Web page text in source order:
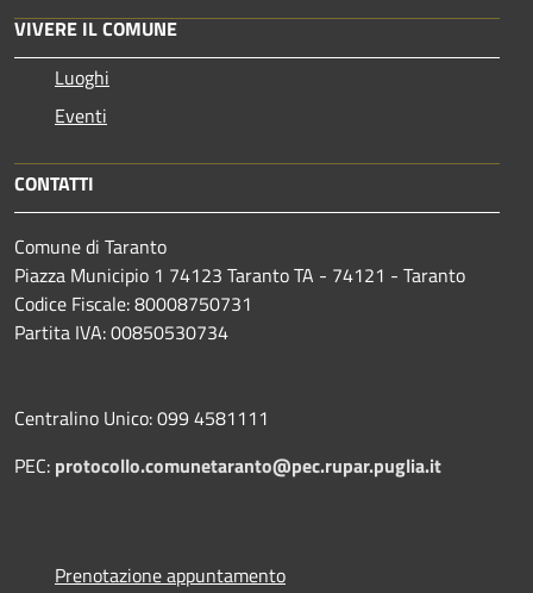
VIVERE IL COMUNE
Luoghi
Eventi
CONTATTI
Comune di Taranto
Piazza Municipio 1 74123 Taranto TA - 74121 - Taranto
Codice Fiscale: 80008750731
Partita IVA: 00850530734
Centralino Unico: 099 4581111
PEC: protocollo.comunetaranto@pec.rupar.puglia.it
Prenotazione appuntamento